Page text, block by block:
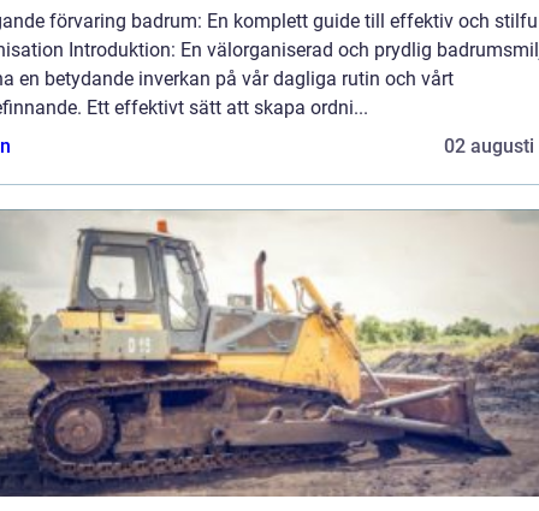
förvaring badrum: En komplett guide till effektiv och
Introduktion: En välorganiserad och prydlig
en betydande inverkan på vår dagliga rutin och vårt
Ett effektivt sätt att skapa ordni...
02 augusti